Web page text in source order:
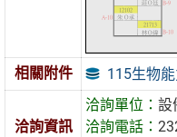
相關附件 115生物
洽詢資訊
洽詢單位：設
洽詢電話：